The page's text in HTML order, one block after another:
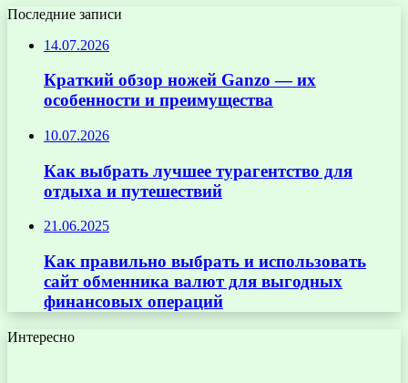
Последние записи
14.07.2026
Краткий обзор ножей Ganzo — их
особенности и преимущества
10.07.2026
Как выбрать лучшее турагентство для
отдыха и путешествий
21.06.2025
Как правильно выбрать и использовать
сайт обменника валют для выгодных
финансовых операций
Интересно